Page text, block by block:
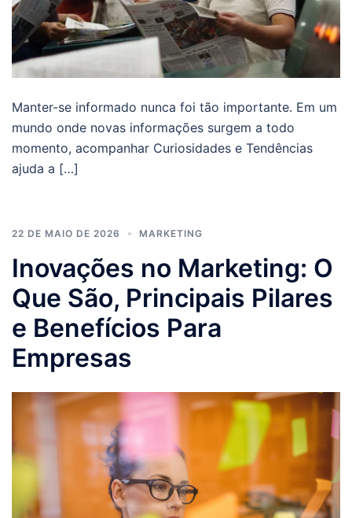
Manter-se informado nunca foi tão importante. Em um
mundo onde novas informações surgem a todo
momento, acompanhar Curiosidades e Tendências
ajuda a […]
22 DE MAIO DE 2026 MARKETING
Inovações no Marketing: O
Que São, Principais Pilares
e Benefícios Para
Empresas